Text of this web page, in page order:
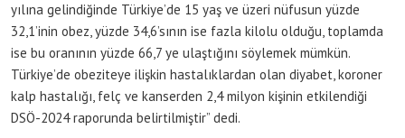
yılına gelindiğinde Türkiye’de 15 yaş ve üzeri nüfusun yüzde
32,1’inin obez, yüzde 34,6’sının ise fazla kilolu olduğu, toplamda
ise bu oranının yüzde 66,7 ye ulaştığını söylemek mümkün.
Türkiye’de obeziteye ilişkin hastalıklardan olan diyabet, koroner
kalp hastalığı, felç ve kanserden 2,4 milyon kişinin etkilendiği
DSÖ-2024 raporunda belirtilmiştir” dedi.